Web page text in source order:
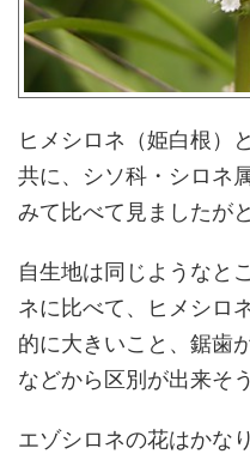
ヒメシロネ（姫白根）
共に、シソ科・シロネ
みて比べて見ましたが
自生地は同じようなと
ネに比べて、ヒメシロ
的に大きいこと、鋸歯
などから区別が出来そ
エゾシロネの花はかな